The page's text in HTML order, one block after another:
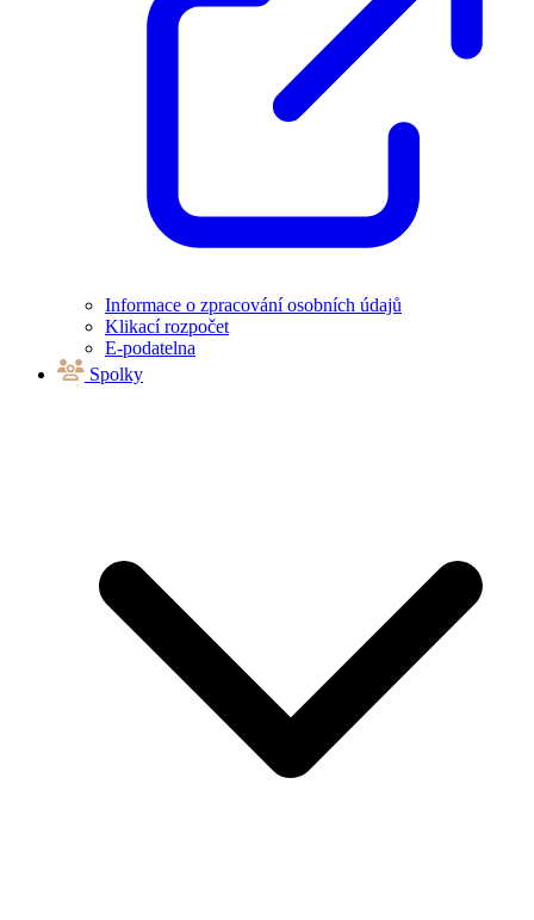
Informace o zpracování osobních údajů
Klikací rozpočet
E-podatelna
Spolky